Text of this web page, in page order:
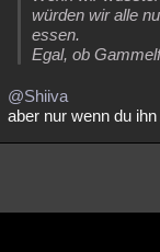
würden wir alle
essen.
Egal, ob
@Shiiva
aber nur wenn du